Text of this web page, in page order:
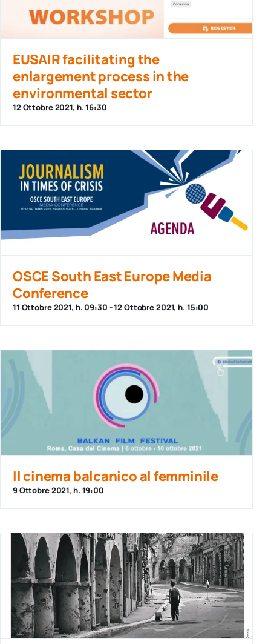
EUSAIR facilitating the
enlargement process in the
environmental sector
12 Ottobre 2021, h. 16:30
OSCE South East Europe Media
Conference
11 Ottobre 2021, h. 09:30 -12 Ottobre 2021, h. 15:00
Il cinema balcanico al femminile
9 Ottobre 2021, h. 19:00